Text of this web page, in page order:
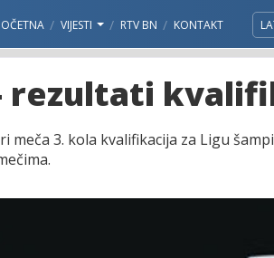
VIJESTI RTV BN KONTAKT
rezultati
meča 3. kola kvalifikacija za Ligu